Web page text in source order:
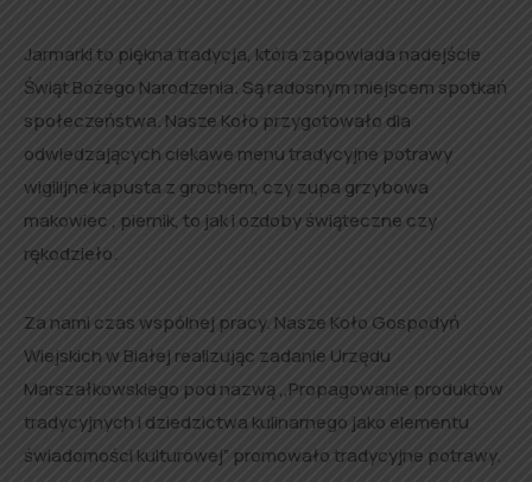
Jarmarki to piękna tradycja, która zapowiada nadejście
Świąt Bożego Narodzenia. Są radosnym miejscem spotkań
społeczeństwa. Nasze Koło przygotowało dla
odwiedzających ciekawe menu tradycyjne potrawy
wigilijne kapusta z grochem, czy zupa grzybowa
makowiec , piernik, to jak i ozdoby świąteczne czy
rękodzieło.
Za nami czas wspólnej pracy. Nasze Koło Gospodyń
Wiejskich w Białej realizując zadanie Urzędu
Marszałkowskiego pod nazwą ,,Propagowanie produktów
tradycyjnych i dziedzictwa kulinarnego jako elementu
świadomości kulturowej” promowało tradycyjne potrawy.